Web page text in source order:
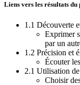
Liens vers les résultats
1.1 Découverte
Exprimer
par un
1.2 Précision et
Écouter
2.1 Utilisation de
Choisir